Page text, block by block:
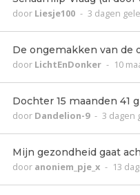
door Liesje100 - 3 dagen
De ongemakken van de
door LichtEnDonker - 10
Dochter 15 maanden 41
door Dandelion-9 - 3 dagen
Mijn gezondheid gaat
door anoniem_pje_x - 13